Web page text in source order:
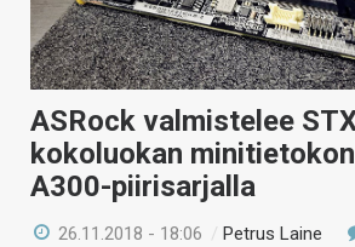
ASRock valmistelee
kokoluokan
A300-piirisarjalla
26.11.2018 - 18:06 / Petrus Laine